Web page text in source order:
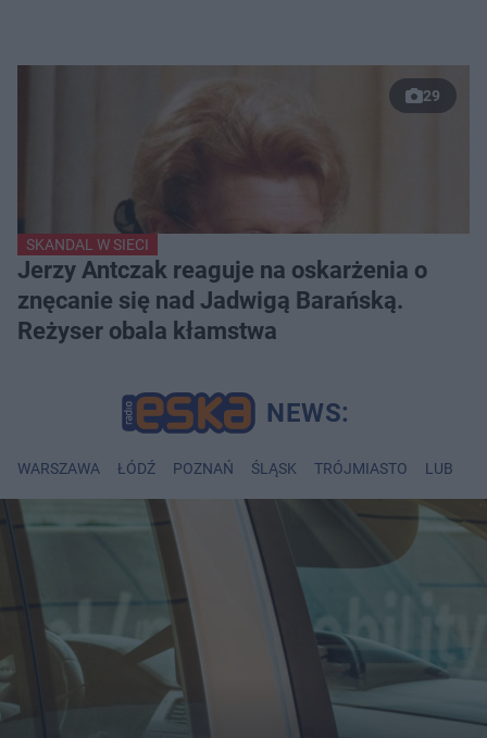
29
SKANDAL W SIECI
Jerzy Antczak reaguje na oskarżenia o
znęcanie się nad Jadwigą Barańską.
Reżyser obala kłamstwa
WARSZAWA ŁÓDŹ POZNAŃ ŚLĄSK TRÓJMIASTO LUBLIN